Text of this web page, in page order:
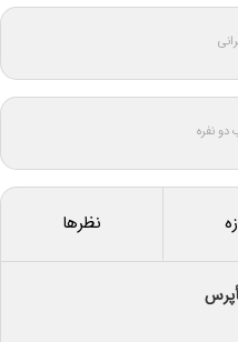
نفره
نظرها